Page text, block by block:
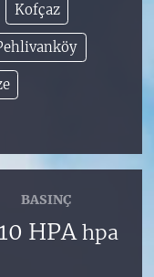
Kofçaz
BASINÇ
HPAhpa